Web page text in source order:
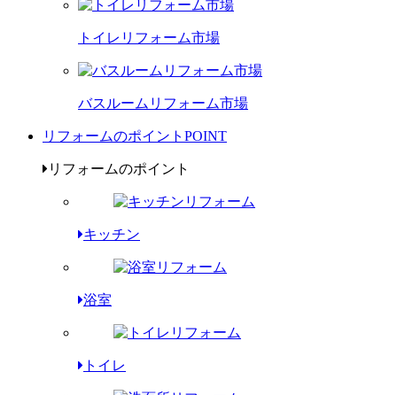
トイレリフォーム市場
バスルームリフォーム市場
リフォームのポイント POINT
リフォームのポイント
キッチン
浴室
トイレ